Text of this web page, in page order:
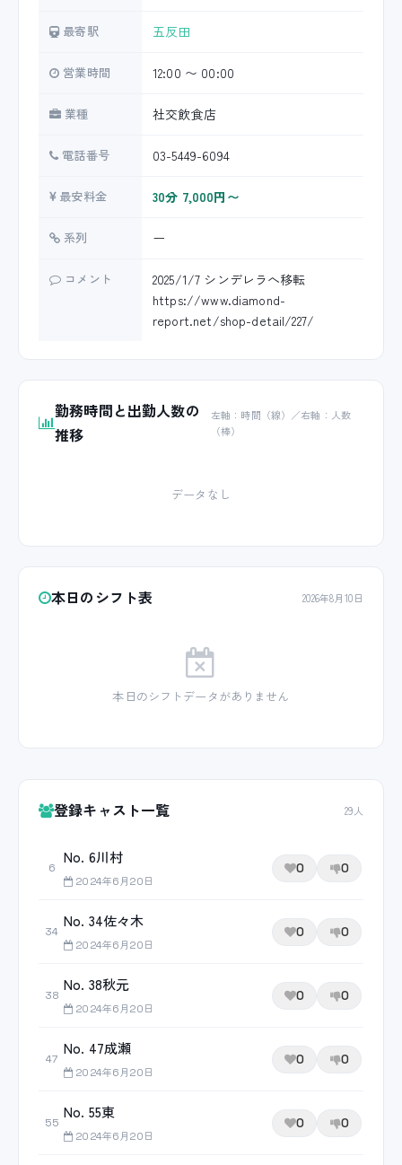
最寄駅 五反田
営業時間 12:00 〜 00:00
業種 社交飲食店
電話番号 03-5449-6094
最安料金 30分 7,000円〜
系列 ー
コメント
2025/1/7 シンデレラへ移転
https://www.diamond-
report.net/shop-detail/227/
勤務時間と出勤人数の
推移
左軸：時間（線）／右軸：人数
（棒）
データなし
本日のシフト表 2026年8月10日
本日のシフトデータがありません
登録キャスト一覧 29人
6
No. 6川村
2024年6月20日
0 0
34
No. 34佐々木
2024年6月20日
0 0
38
No. 38秋元
2024年6月20日
0 0
47
No. 47成瀬
2024年6月20日
0 0
55
No. 55東
2024年6月20日
0 0